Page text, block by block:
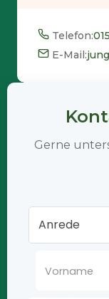
Telefon:
E-Mail:
Gerne